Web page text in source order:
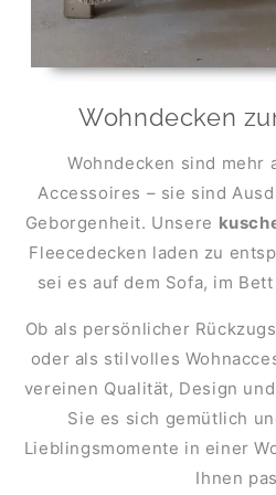
Wohndecken
Wohndecken sind mehr
Accessoires – sie sind
Geborgenheit. Unsere
Fleecedecken laden zu
sei es auf dem Sofa, im
Ob als persönlicher
oder als stilvolles
vereinen Qualität, Design
Sie es sich gemütlich
Lieblingsmomente in einer
Ihnen